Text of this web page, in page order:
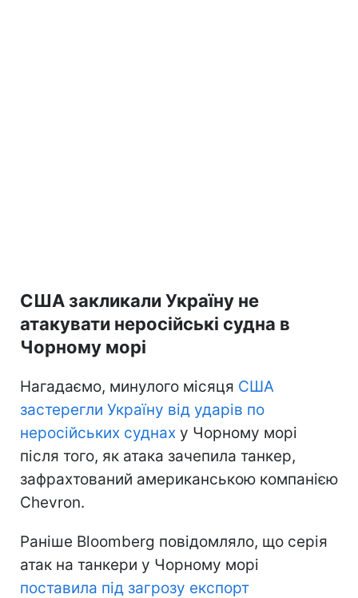
США закликали Україну не
атакувати неросійські судна в
Чорному морі
Нагадаємо, минулого місяця США
застерегли Україну від ударів по
неросійських суднах у Чорному морі
після того, як атака зачепила танкер,
зафрахтований американською компанією
Chevron.
Раніше Bloomberg повідомляло, що серія
атак на танкери у Чорному морі
поставила під загрозу експорт